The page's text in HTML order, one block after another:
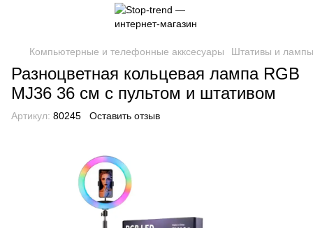
Компьютерные и телефонные акксесуары Штативы и лампы
Разноцветная кольцевая лампа RGB
MJ36 36 см с пультом и штативом
Артикул: 80245 Оставить отзыв